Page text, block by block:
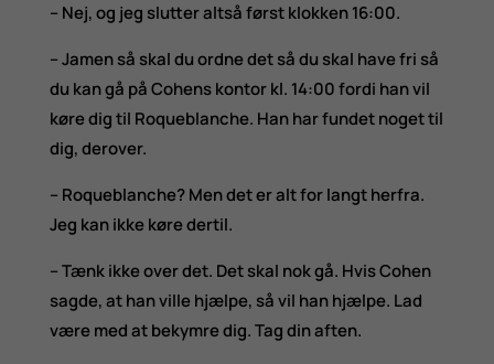
– Nej, og jeg slutter altså først klokken 16:00.
– Jamen så skal du ordne det så du skal have fri så
du kan gå på Cohens kontor kl. 14:00 fordi han vil
køre dig til Roqueblanche. Han har fundet noget til
dig, derover.
– Roqueblanche? Men det er alt for langt herfra.
Jeg kan ikke køre dertil.
– Tænk ikke over det. Det skal nok gå. Hvis Cohen
sagde, at han ville hjælpe, så vil han hjælpe. Lad
være med at bekymre dig. Tag din aften.